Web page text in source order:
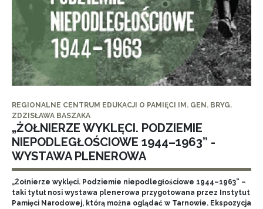
REGIONALNE CENTRUM EDUKACJI O PAMIĘCI IM. GEN. BRYG.
ZDZISŁAWA BASZAKA
„ŻOŁNIERZE WYKLĘCI. PODZIEMIE
NIEPODLEGŁOŚCIOWE 1944–1963” -
WYSTAWA PLENEROWA
„Żołnierze wyklęci. Podziemie niepodległościowe 1944–1963” –
taki tytuł nosi wystawa plenerowa przygotowana przez Instytut
Pamięci Narodowej, którą można oglądać w Tarnowie. Ekspozycja